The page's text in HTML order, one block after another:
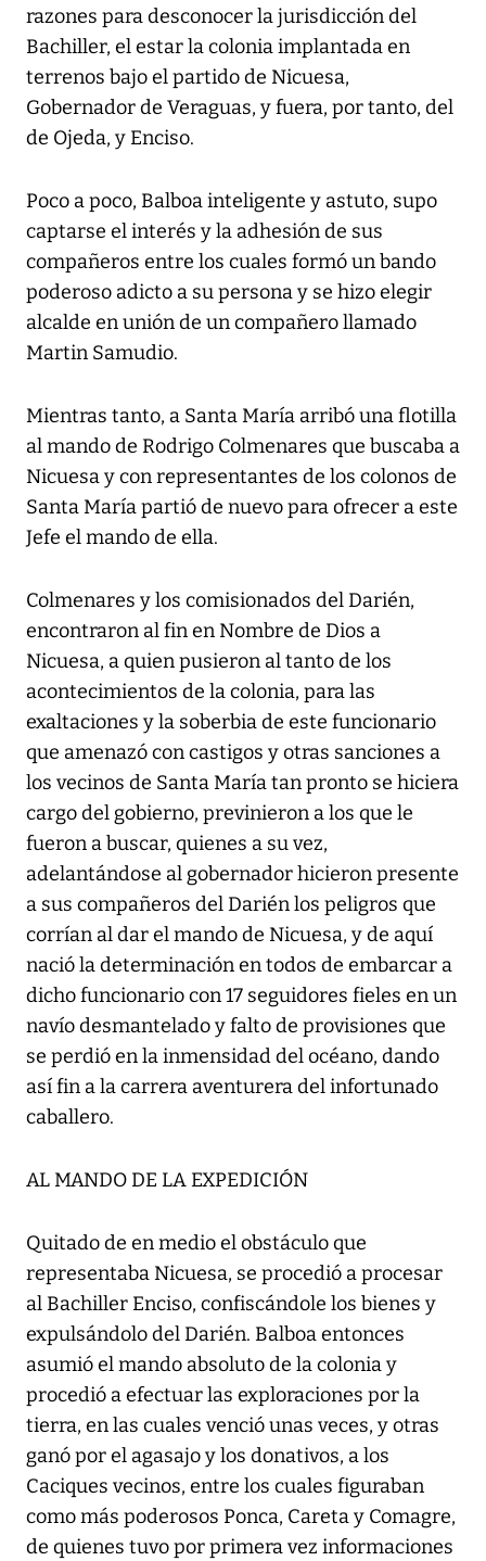
razones para desconocer la jurisdicción del
Bachiller, el estar la colonia implantada en
terrenos bajo el partido de Nicuesa,
Gobernador de Veraguas, y fuera, por tanto, del
de Ojeda, y Enciso.
Poco a poco, Balboa inteligente y astuto, supo
captarse el interés y la adhesión de sus
compañeros entre los cuales formó un bando
poderoso adicto a su persona y se hizo elegir
alcalde en unión de un compañero llamado
Martin Samudio.
Mientras tanto, a Santa María arribó una flotilla
al mando de Rodrigo Colmenares que buscaba a
Nicuesa y con representantes de los colonos de
Santa María partió de nuevo para ofrecer a este
Jefe el mando de ella.
Colmenares y los comisionados del Darién,
encontraron al fin en Nombre de Dios a
Nicuesa, a quien pusieron al tanto de los
acontecimientos de la colonia, para las
exaltaciones y la soberbia de este funcionario
que amenazó con castigos y otras sanciones a
los vecinos de Santa María tan pronto se hiciera
cargo del gobierno, previnieron a los que le
fueron a buscar, quienes a su vez,
adelantándose al gobernador hicieron presente
a sus compañeros del Darién los peligros que
corrían al dar el mando de Nicuesa, y de aquí
nació la determinación en todos de embarcar a
dicho funcionario con 17 seguidores fieles en un
navío desmantelado y falto de provisiones que
se perdió en la inmensidad del océano, dando
así fin a la carrera aventurera del infortunado
caballero.
AL MANDO DE LA EXPEDICIÓN
Quitado de en medio el obstáculo que
representaba Nicuesa, se procedió a procesar
al Bachiller Enciso, confiscándole los bienes y
expulsándolo del Darién. Balboa entonces
asumió el mando absoluto de la colonia y
procedió a efectuar las exploraciones por la
tierra, en las cuales venció unas veces, y otras
ganó por el agasajo y los donativos, a los
Caciques vecinos, entre los cuales figuraban
como más poderosos Ponca, Careta y Comagre,
de quienes tuvo por primera vez informaciones